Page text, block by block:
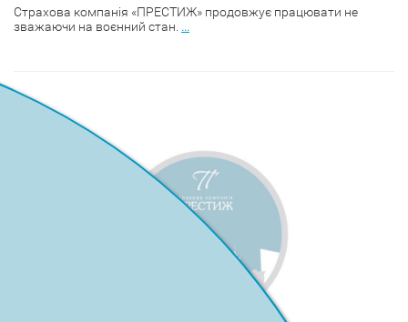
Страхова компанія «ПРЕСТИЖ» продовжує працювати не
зважаючи на воєнний стан. ...